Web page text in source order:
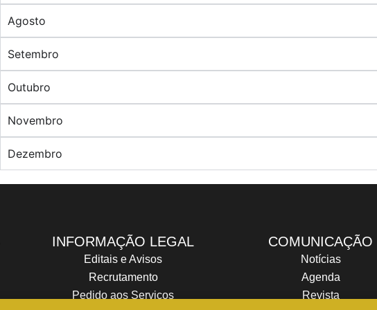
Agosto
Setembro
Outubro
Novembro
Dezembro
INFORMAÇÃO LEGAL
Editais e Avisos
Recrutamento
Pedido aos Serviços
COMUNICAÇÃO
Notícias
Agenda
Revista